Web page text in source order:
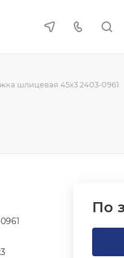
шлицевая 45x3 2403-0961
По